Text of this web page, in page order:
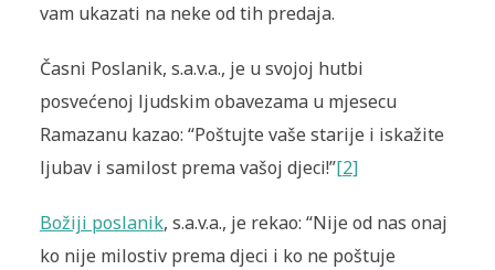
vam ukazati na neke od tih predaja.
Časni Poslanik, s.a.v.a., je u svojoj hutbi
posvećenoj ljudskim obavezama u mjesecu
Ramazanu kazao: “Poštujte vaše starije i iskažite
ljubav i samilost prema vašoj djeci!”[2]
Božiji poslanik, s.a.v.a., je rekao: “Nije od nas onaj
ko nije milostiv prema djeci i ko ne poštuje